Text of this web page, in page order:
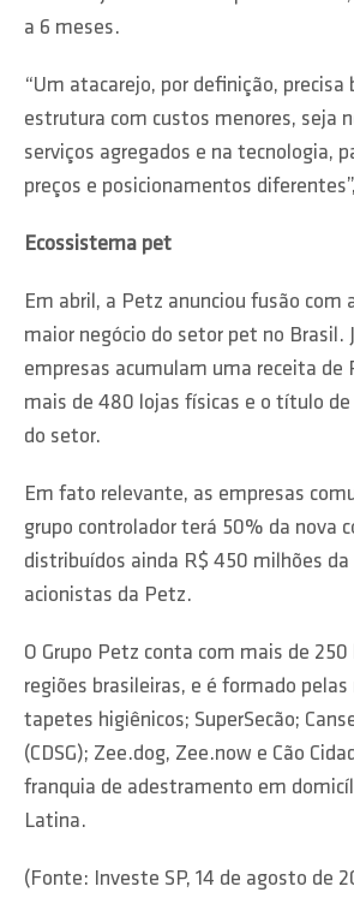
a 6 meses.
“Um atacarejo, por definição, precisa
estrutura com custos menores, seja
serviços agregados e na tecnologia,
preços e posicionamentos
Ecossistema pet
Em abril, a Petz anunciou fusão com
maior negócio do setor pet no Brasil.
empresas acumulam uma receita de
mais de 480 lojas físicas e o título
do setor.
Em fato relevante, as empresas
grupo controlador terá 50% da nova
distribuídos ainda R$ 450 milhões da
acionistas da Petz.
O Grupo Petz conta com mais de 250
regiões brasileiras, e é formado
tapetes higiênicos; SuperSecão;
(CDSG); Zee.dog, Zee.now e Cão
franquia de adestramento em
Latina.
(Fonte: Investe SP, 14 de agosto de